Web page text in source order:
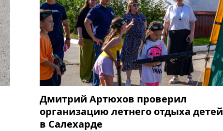
Дмитрий Артюхов проверил
организацию летнего отдыха детей
в Салехарде